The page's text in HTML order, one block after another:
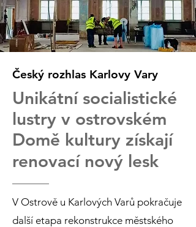
Český rozhlas Karlovy Vary
Unikátní socialistické
lustry v ostrovském
Domě kultury získají
renovací nový lesk
V Ostrově u Karlových Varů pokračuje
další etapa rekonstrukce městského